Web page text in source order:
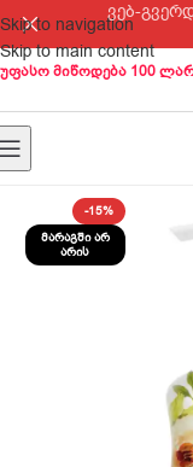
Skip to navigation
Skip to main content
ვებ-
უფასო მიწოდება 100
-15%
ᲛᲐᲠᲐᲒᲨᲘ ᲐᲠ
ᲐᲠᲘᲡ